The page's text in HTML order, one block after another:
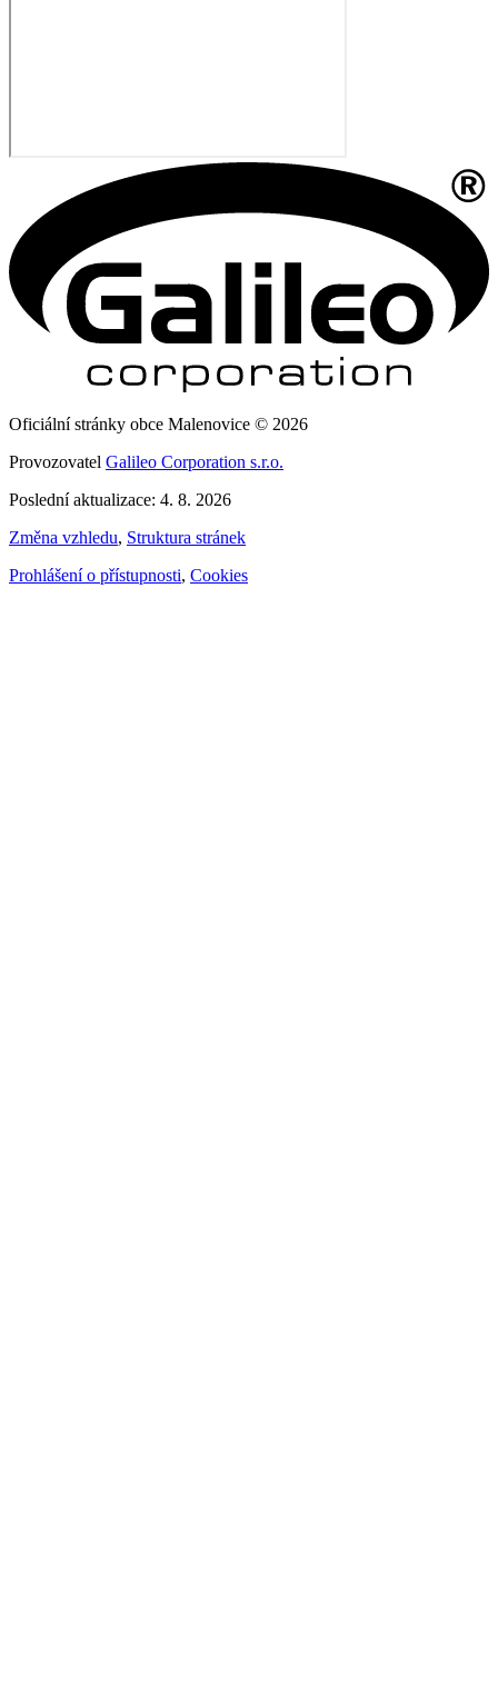
Oficiální stránky obce Malenovice © 2026
Provozovatel Galileo Corporation s.r.o.
Poslední aktualizace: 4. 8. 2026
Změna vzhledu, Struktura stránek
Prohlášení o přístupnosti, Cookies